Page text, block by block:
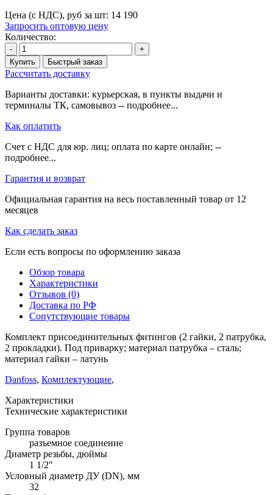
Цена (с НДС), руб за шт: 14 190
Запросить оптовую цену
Количество:
-
+
Купить
Быстрый заказ
Рассчитать доставку
Варианты доставки: курьерская, в пункты выдачи и
терминалы ТК, самовывоз -- подробнее...
Как оплатить
Счет с НДС для юр. лиц; оплата по карте онлайн; --
подробнее...
Гарантия и возврат
Официальная гарантия на весь поставленный товар от 12
месяцев
Как сделать заказ
Если есть вопросы по оформлению заказа
Обзор товара
Характеристики
Отзывов (0)
Доставка по РФ
Сопутствующие товары
Комплект присоединительных фитингов (2 гайки, 2 патрубка,
2 прокладки). Под приварку; материал патрубка – сталь;
материал гайки – латунь
Danfoss, Комплектующие,
Характеристики
Технические характеристики
Группа товаров
разъемное соединение
Диаметр резьбы, дюймы
1 1/2"
Условный диаметр ДУ (DN), мм
32